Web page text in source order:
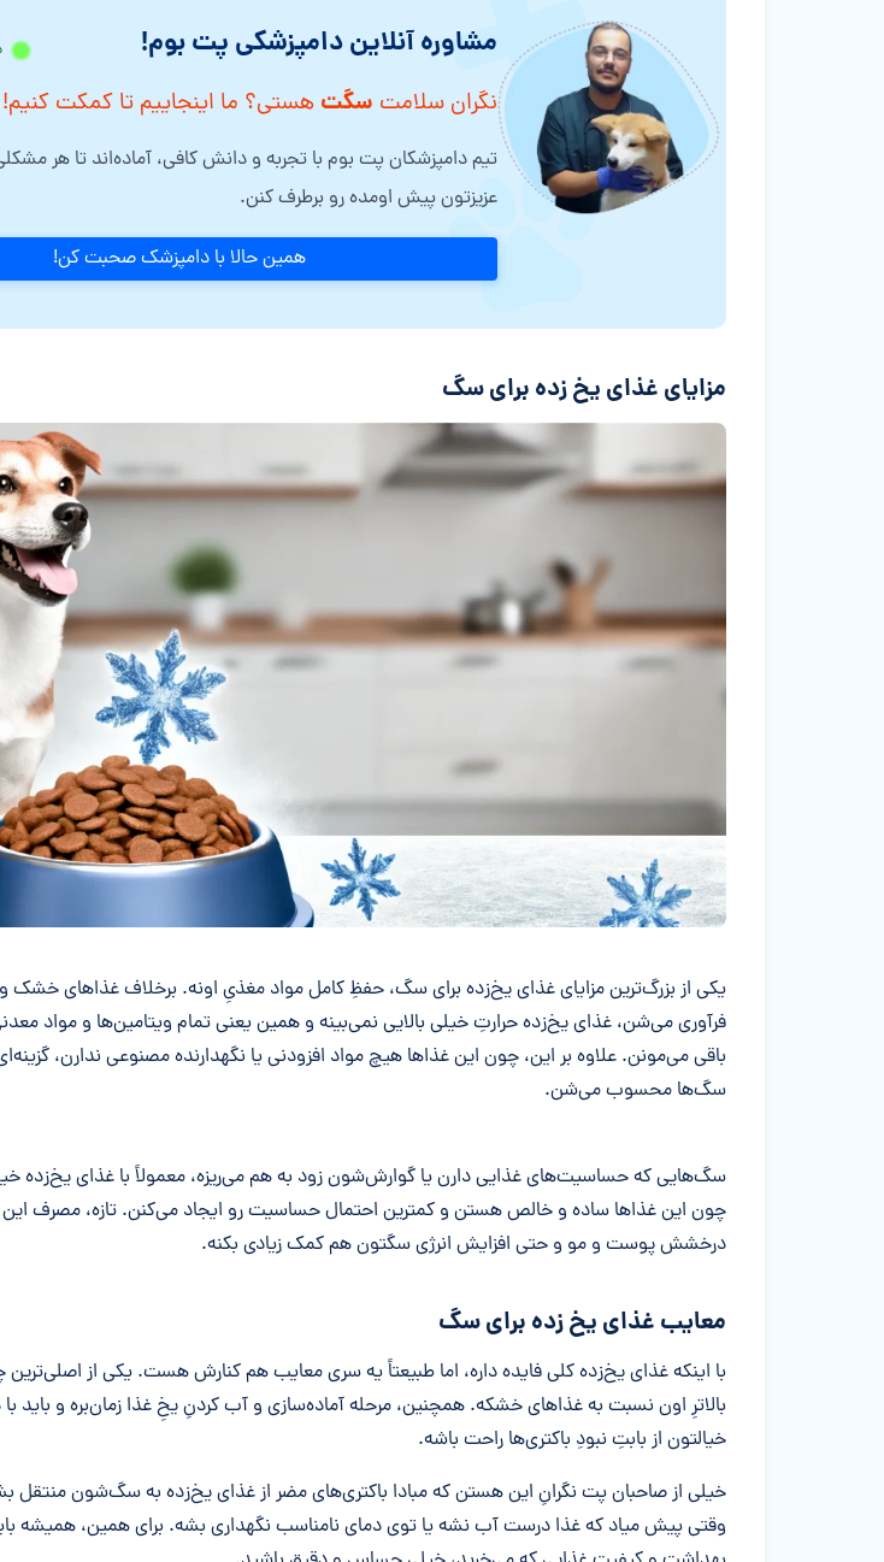
مشاوره آنلاین دامپزشکی پت بوم!
نگران سلامت سگت هستی؟ ما اینجاییم تا کمکت کنیم!
تیم دامپزشکان پت بوم با تجربه و دانش کافی، آماده‌اند تا هر
عزیزتون پیش اومده رو برطرف کنن.
همین حالا با دامپزشک صحبت کن!
مزایای غذای یخ زده برای سگ
یکی از بزرگ‌ترین مزایای غذای یخ‌زده برای سگ، حفظِ کامل مواد مغذیِ اونه. برخلاف غذاهای خشک
فرآوری می‌شن، غذای یخ‌زده حرارتِ خیلی بالایی نمی‌بینه و همین یعنی تمام ویتامین‌ها و مواد
باقی می‌مونن. علاوه بر این، چون این غذاها هیچ مواد افزودنی یا نگهدارنده مصنوعی ندارن،
سگ‌ها محسوب می‌شن.
سگ‌هایی که حساسیت‌های غذایی دارن یا گوارش‌شون زود به هم می‌ریزه، معمولاً با غذای یخ‌زده
چون این غذاها ساده و خالص هستن و کمترین احتمال حساسیت رو ایجاد می‌کنن. تازه، مصرف این
درخشش پوست و مو و حتی افزایش انرژی سگتون هم کمک زیادی بکنه.
معایب غذای یخ زده برای سگ
با اینکه غذای یخ‌زده کلی فایده داره، اما طبیعتاً یه سری معایب هم کنارش هست. یکی از
بالاترِ اون نسبت به غذاهای خشکه. همچنین، مرحله آماده‌سازی و آب کردنِ یخِ غذا زمان‌بره و باید
خیالتون از بابتِ نبودِ باکتری‌ها راحت باشه.
خیلی از صاحبان پت نگرانِ این هستن که مبادا باکتری‌های مضر از غذای یخ‌زده به سگ‌شون منتقل
وقتی پیش میاد که غذا درست آب نشه یا توی دمای نامناسب نگهداری بشه. برای همین، همیشه